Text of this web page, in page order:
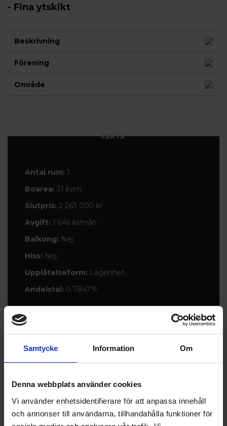
Samtycke Information Om
Denna webbplats använder cookies
Vi använder enhetsidentifierare för att anpassa innehåll
och annonser till användarna, tillhandahålla funktioner för
- Fina ytskikt
Beskrivning
Förening
Område
FAKTA
Antal rum: 1
Boarea: 31 kvm
Slutpris: 2 263 000 kr
Avgift: 1 646 kr/mån
Balkong: Nej
Hiss: Nej
Upplåtelseform: Lägenhet
Andelstal: 0.7847%